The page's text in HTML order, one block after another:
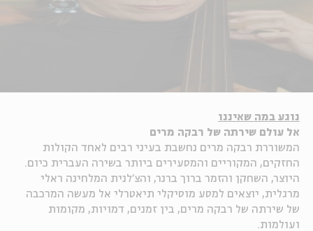
נוגע במה שאיננו
אל עולם שירתה של רבקה מרים
המשוררת רבקה מרים נחשבת בעיני רבים לאחד הקולות
החזקים, המקוריים והמסעירים ביותר בשירה העברית כיום.
היוצר, השחקן והזמר ברוך ברנר, והצ'לנית המלחינה ראלי
מרגלית, יוצאים למסע מוסיקלי תיאטרלי אל מעשה המרכבה
של שירתה של רבקה מרים, בין זמנים, דמויות, מקומות
ועולמות.